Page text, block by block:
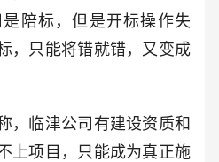
陪标，但是开标操作失
，只能将错就错，又变成
，临津公司有建设资质和
上项目，只能成为真正施